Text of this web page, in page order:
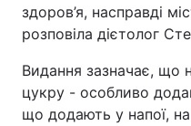
здоров’я, насправді
розповіла дієтолог
Видання зазначає, що
цукру - особливо
що додають у напої,